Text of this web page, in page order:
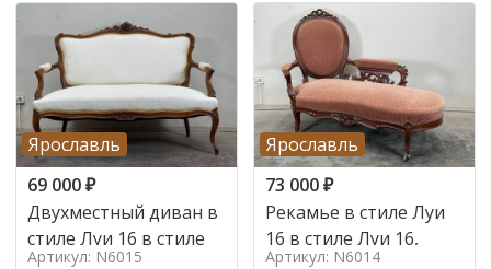
Ярославль
69 000₽
Двухместный диван в
стиле Луи 16 в стиле
Артикул: N6015
Ярославль
73 000₽
Рекамье в стиле Луи
16 в стиле Луи 16,
Артикул: N6014